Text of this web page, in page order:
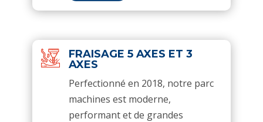
FRAISAGE 5 AXES ET 3
AXES
Perfectionné en 2018, notre parc
machines est moderne,
performant et de grandes